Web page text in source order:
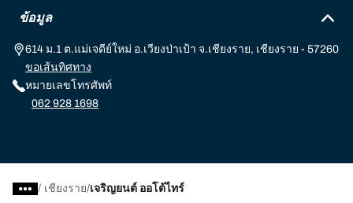
ข้อมูล
614 ม.1 ต.แม่เจดีย์ใหม่ อ.เวียงป่าเป้า จ.เชียงราย, เชียงราย - 57260
ขอเส้นทิศทาง
หมายเลขโทรศัพท์
062 928 1698
/ เชียงราย เจริญยนต์ ออโต้ไทร์